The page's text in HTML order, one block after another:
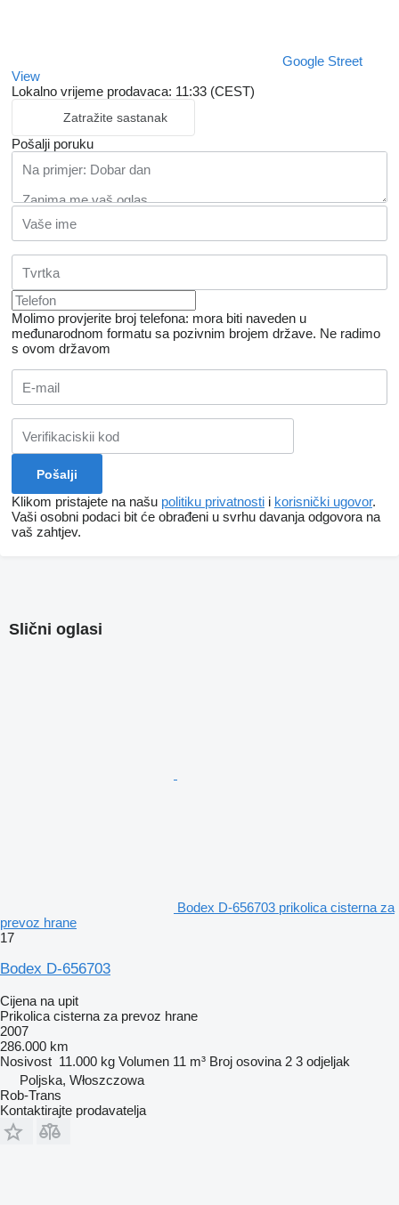
Google Street
View
Lokalno vrijeme prodavaca: 11:33 (CEST)
Zatražite sastanak
Pošalji poruku
Molimo provjerite broj telefona: mora biti naveden u
međunarodnom formatu sa pozivnim brojem države. Ne radimo
s ovom državom
Klikom pristajete na našu politiku privatnosti i korisnički ugovor.
Vaši osobni podaci bit će obrađeni u svrhu davanja odgovora na
vaš zahtjev.
Slični oglasi
Bodex D-656703 prikolica cisterna za
prevoz hrane
17
Bodex D-656703
Cijena na upit
Prikolica cisterna za prevoz hrane
2007
286.000 km
Nosivost 11.000 kg Volumen 11 m³ Broj osovina 2 3 odjeljak
Poljska, Włoszczowa
Rob-Trans
Kontaktirajte prodavatelja